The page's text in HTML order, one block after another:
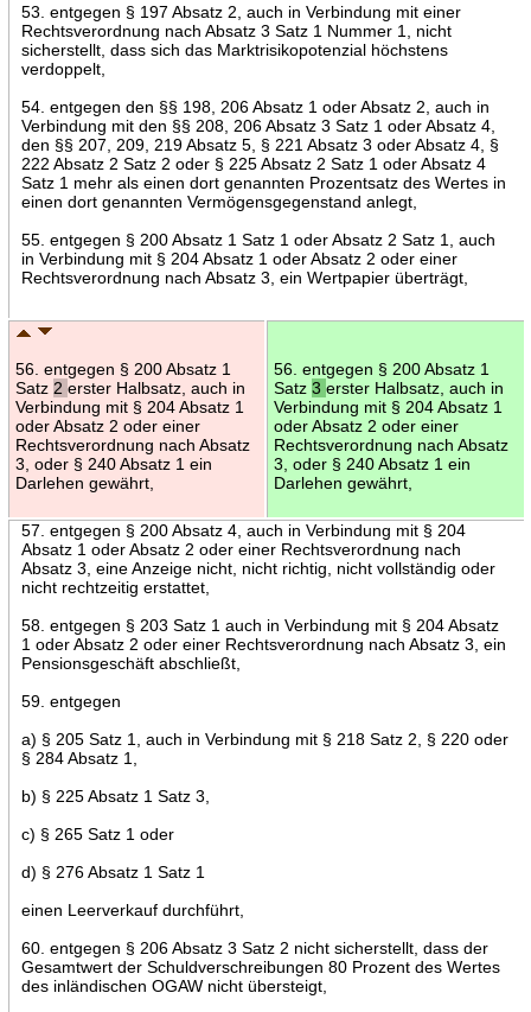
53. entgegen § 197 Absatz 2, auch in Verbindung mit einer
Rechtsverordnung nach Absatz 3 Satz 1 Nummer 1, nicht
sicherstellt, dass sich das Marktrisikopotenzial höchstens
verdoppelt,
54. entgegen den §§ 198, 206 Absatz 1 oder Absatz 2, auch in
Verbindung mit den §§ 208, 206 Absatz 3 Satz 1 oder Absatz 4,
den §§ 207, 209, 219 Absatz 5, § 221 Absatz 3 oder Absatz 4, §
222 Absatz 2 Satz 2 oder § 225 Absatz 2 Satz 1 oder Absatz 4
Satz 1 mehr als einen dort genannten Prozentsatz des Wertes in
einen dort genannten Vermögensgegenstand anlegt,
55. entgegen § 200 Absatz 1 Satz 1 oder Absatz 2 Satz 1, auch
in Verbindung mit § 204 Absatz 1 oder Absatz 2 oder einer
Rechtsverordnung nach Absatz 3, ein Wertpapier überträgt,
56. entgegen § 200 Absatz 1
Satz 2 erster Halbsatz, auch in
Verbindung mit § 204 Absatz 1
oder Absatz 2 oder einer
Rechtsverordnung nach Absatz
3, oder § 240 Absatz 1 ein
Darlehen gewährt,
56. entgegen § 200 Absatz 1
Satz 3 erster Halbsatz, auch in
Verbindung mit § 204 Absatz 1
oder Absatz 2 oder einer
Rechtsverordnung nach Absatz
3, oder § 240 Absatz 1 ein
Darlehen gewährt,
57. entgegen § 200 Absatz 4, auch in Verbindung mit § 204
Absatz 1 oder Absatz 2 oder einer Rechtsverordnung nach
Absatz 3, eine Anzeige nicht, nicht richtig, nicht vollständig oder
nicht rechtzeitig erstattet,
58. entgegen § 203 Satz 1 auch in Verbindung mit § 204 Absatz
1 oder Absatz 2 oder einer Rechtsverordnung nach Absatz 3, ein
Pensionsgeschäft abschließt,
59. entgegen
a) § 205 Satz 1, auch in Verbindung mit § 218 Satz 2, § 220 oder
§ 284 Absatz 1,
b) § 225 Absatz 1 Satz 3,
c) § 265 Satz 1 oder
d) § 276 Absatz 1 Satz 1
einen Leerverkauf durchführt,
60. entgegen § 206 Absatz 3 Satz 2 nicht sicherstellt, dass der
Gesamtwert der Schuldverschreibungen 80 Prozent des Wertes
des inländischen OGAW nicht übersteigt,